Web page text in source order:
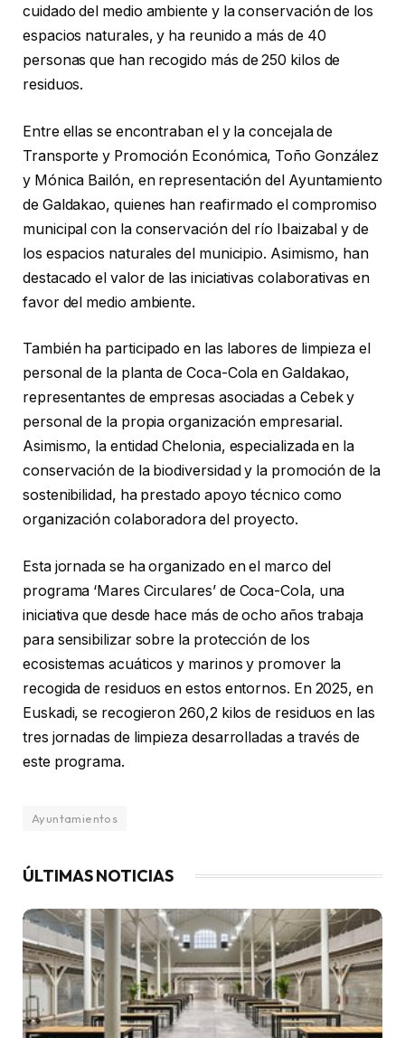
cuidado del medio ambiente y la conservación de los
espacios naturales, y ha reunido a más de 40
personas que han recogido más de 250 kilos de
residuos.
Entre ellas se encontraban el y la concejala de
Transporte y Promoción Económica, Toño González
y Mónica Bailón, en representación del Ayuntamiento
de Galdakao, quienes han reafirmado el compromiso
municipal con la conservación del río Ibaizabal y de
los espacios naturales del municipio. Asimismo, han
destacado el valor de las iniciativas colaborativas en
favor del medio ambiente.
También ha participado en las labores de limpieza el
personal de la planta de Coca-Cola en Galdakao,
representantes de empresas asociadas a Cebek y
personal de la propia organización empresarial.
Asimismo, la entidad Chelonia, especializada en la
conservación de la biodiversidad y la promoción de la
sostenibilidad, ha prestado apoyo técnico como
organización colaboradora del proyecto.
Esta jornada se ha organizado en el marco del
programa ‘Mares Circulares’ de Coca-Cola, una
iniciativa que desde hace más de ocho años trabaja
para sensibilizar sobre la protección de los
ecosistemas acuáticos y marinos y promover la
recogida de residuos en estos entornos. En 2025, en
Euskadi, se recogieron 260,2 kilos de residuos en las
tres jornadas de limpieza desarrolladas a través de
este programa.
Ayuntamientos
ÚLTIMAS NOTICIAS